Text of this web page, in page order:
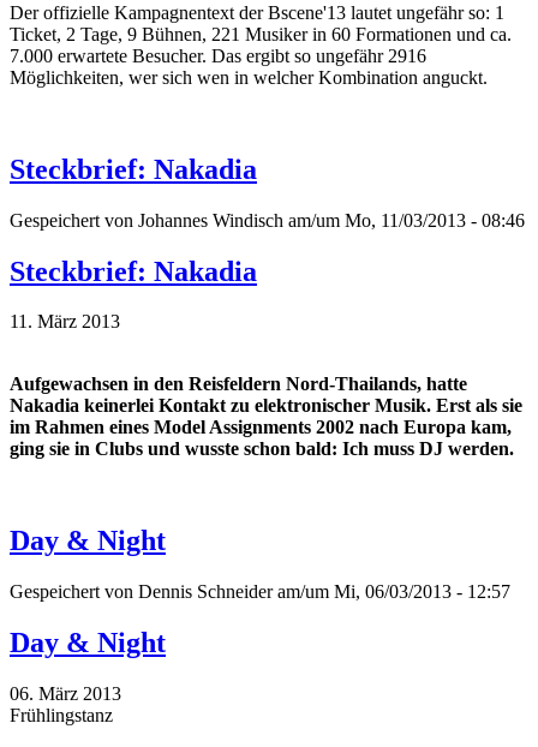
Der offizielle Kampagnentext der Bscene'13 lautet ungefähr so: 1
Ticket, 2 Tage, 9 Bühnen, 221 Musiker in 60 Formationen und ca.
7.000 erwartete Besucher. Das ergibt so ungefähr 2916
Möglichkeiten, wer sich wen in welcher Kombination anguckt.
Steckbrief: Nakadia
Gespeichert von Johannes Windisch am/um Mo, 11/03/2013 - 08:46
Steckbrief: Nakadia
11. März 2013
Aufgewachsen in den Reisfeldern Nord-Thailands, hatte
Nakadia keinerlei Kontakt zu elektronischer Musik. Erst als sie
im Rahmen eines Model Assignments 2002 nach Europa kam,
ging sie in Clubs und wusste schon bald: Ich muss DJ werden.
Day & Night
Gespeichert von Dennis Schneideram/um Mi, 06/03/2013 - 12:57
Day & Night
06. März 2013
Frühlingstanz